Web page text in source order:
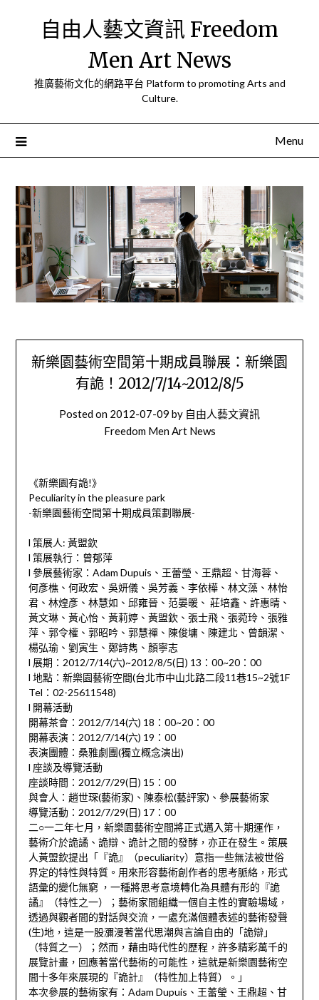
自由人藝文資訊 Freedom
Men Art News
推廣藝術文化的網路平台 Platform to promoting Arts and
Culture.
Menu
新樂園藝術空間第十期成員聯展：新樂園
有詭！2012/7/14~2012/8/5
Posted on 2012-07-09 by 自由人藝文資訊
Freedom Men Art News
《新樂園有詭!》
Peculiarity in the pleasure park
-新樂園藝術空間第十期成員策劃聯展-
l 策展人: 黃盟欽
l 策展執行：曾郁萍
l 參展藝術家：Adam Dupuis、王蕾瑩、王鼎超、甘海蓉、
何彥樵、何政宏、吳妍儀、吳芳義、李依樺、林文藻、林怡
君、林煌彥、林慧如、邱雍晉、范晏暖、 莊培鑫、許惠晴、
黃文琳、黃心怡、黃莉婷、黃盟欽、張士飛、張菀玲、張雅
萍、郭令權、郭昭吟、郭慧禪、陳俊墉、陳建北、曾韻潔、
楊弘瑜、劉寅生、鄭詩雋、顏寧志
l 展期：2012/7/14(六)~2012/8/5(日) 13：00~20：00
l 地點：新樂園藝術空間(台北市中山北路二段11巷15~2號1F
Tel：02-25611548)
l 開幕活動
開幕茶會：2012/7/14(六) 18：00~20：00
開幕表演：2012/7/14(六) 19：00
表演團體：桑雅劇團(獨立概念演出)
l 座談及導覽活動
座談時間：2012/7/29(日) 15：00
與會人：趙世琛(藝術家)、陳泰松(藝評家)、參展藝術家
導覽活動：2012/7/29(日) 17：00
二○一二年七月，新樂園藝術空間將正式邁入第十期運作，
藝術介於詭譎、詭辯、詭計之間的發酵，亦正在發生。策展
人黃盟欽提出「『詭』（peculiarity）意指一些無法被世俗
界定的特性與特質。用來形容藝術創作者的思考脈絡，形式
語彙的變化無窮 ，一種將思考意境轉化為具體有形的『詭
譎』（特性之一）；藝術家間組織一個自主性的實驗場域，
透過與觀者間的對話與交流，一處充滿個體表述的藝術發聲
(生)地，這是一股瀰漫著當代思潮與言論自由的「詭辯」
（特質之一）；然而，藉由時代性的歷程，許多精彩萬千的
展覽計畫，回應著當代藝術的可能性，這就是新樂園藝術空
間十多年來展現的『詭計』（特性加上特質）。」
本次參展的藝術家有：Adam Dupuis、王蕾瑩、王鼎超、甘